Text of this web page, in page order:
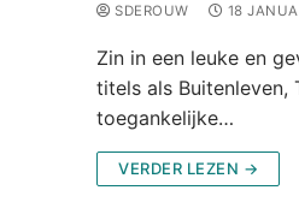
SDEROUW 18
Zin in een leuke en
titels als Buitenleven,
toegankelijke…
VERDER LEZEN →